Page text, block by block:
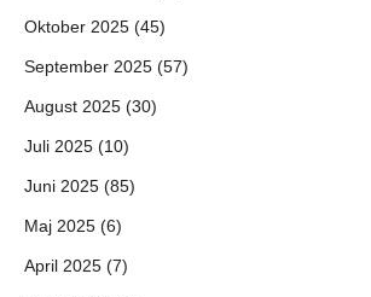
Oktober 2025 (45)
September 2025 (57)
August 2025 (30)
Juli 2025 (10)
Juni 2025 (85)
Maj 2025 (6)
April 2025 (7)